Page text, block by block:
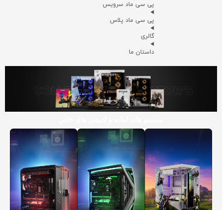
پی سی ماد سرویس
پی سی ماد پلاس
گالری
داستان ما